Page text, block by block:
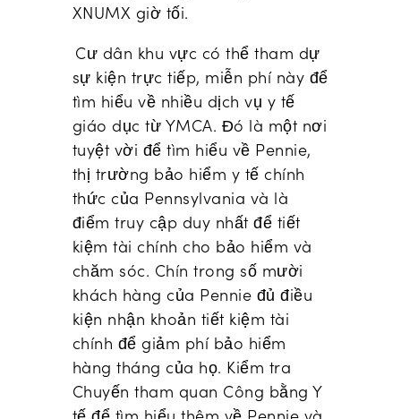
XNUMX giờ tối.
Cư dân khu vực có thể tham dự
sự kiện trực tiếp, miễn phí này để
tìm hiểu về nhiều dịch vụ y tế
giáo dục từ YMCA. Đó là một nơi
tuyệt vời để tìm hiểu về Pennie,
thị trường bảo hiểm y tế chính
thức của Pennsylvania và là
điểm truy cập duy nhất để tiết
kiệm tài chính cho bảo hiểm và
chăm sóc. Chín trong số mười
khách hàng của Pennie đủ điều
kiện nhận khoản tiết kiệm tài
chính để giảm phí bảo hiểm
hàng tháng của họ. Kiểm tra
Chuyến tham quan Công bằng Y